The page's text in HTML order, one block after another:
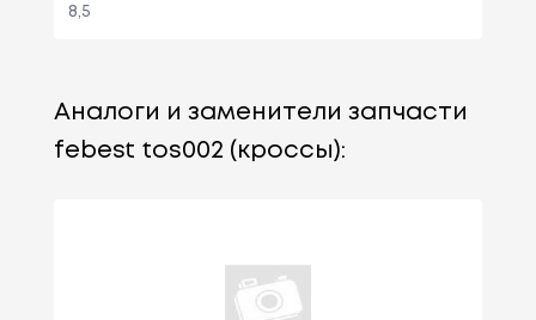
8,5
Аналоги и заменители запчасти
febest tos002 (кроссы):